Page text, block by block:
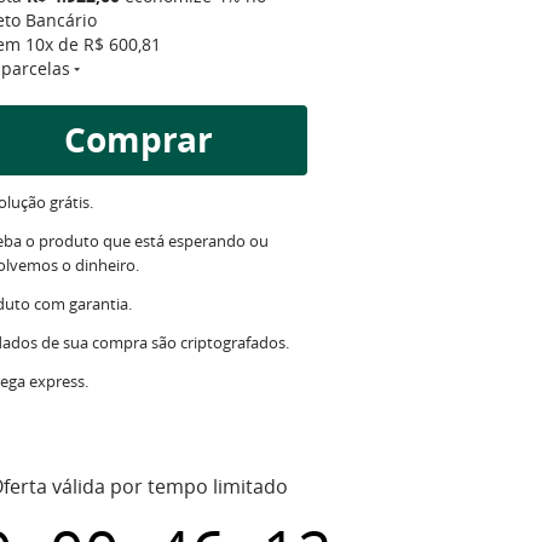
Bancário
10x de R$ 600,81
Comprar
grátis.
o produto que está esperando ou
o dinheiro.
com garantia.
de sua compra são criptografados.
express.
válida por tempo limitado